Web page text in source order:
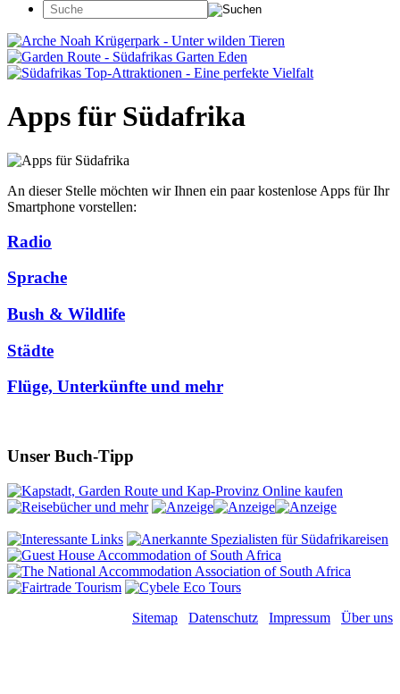
Apps für Südafrika
An dieser Stelle möchten wir Ihnen ein paar kostenlose Apps für Ihr
Smartphone vorstellen:
Radio
Sprache
Bush & Wildlife
Städte
Flüge, Unterkünfte und mehr
Unser Buch-Tipp
Sitemap Datenschutz Impressum Über uns